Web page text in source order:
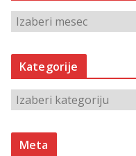
r
h
v
Kategorije
a
t
Meta